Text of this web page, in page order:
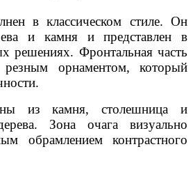
в классическом стиле. Он
и камня и представлен в
решениях. Фронтальная часть
резным орнаментом, который
из камня, столешница и
Зона очага визуально
обрамлением контрастного